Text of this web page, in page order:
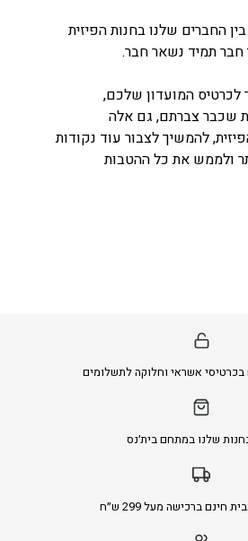
החברים שלנו בחנות הפיזית
חבר תמיד נשאר חבר.
לכרטיס המועדון שלכם,
שכבר צברתם, גם אלה
להמשיך לצבור עוד נקודות
ולממש את כל ההטבות
אשראי וחלוקה לתשלומים
שלנו במתחם בית׳נס
חינם ברכישה מעל 299 ש״ח